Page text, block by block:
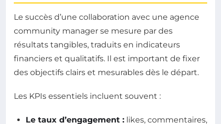
Le succès d’une collaboration avec une agence
community manager se mesure par des
résultats tangibles, traduits en indicateurs
financiers et qualitatifs. Il est important de fixer
des objectifs clairs et mesurables dès le départ.
Les KPIs essentiels incluent souvent :
Le taux d’engagement : likes, commentaires,